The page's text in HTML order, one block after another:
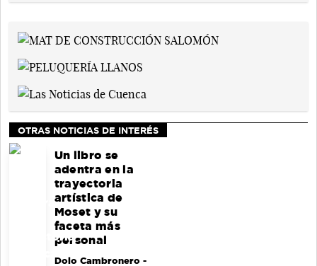
OTRAS NOTICIAS DE INTERÉS
Un libro se
adentra en la
trayectoria
artística de
Moset y su
faceta más
personal
Dolo Cambronero-